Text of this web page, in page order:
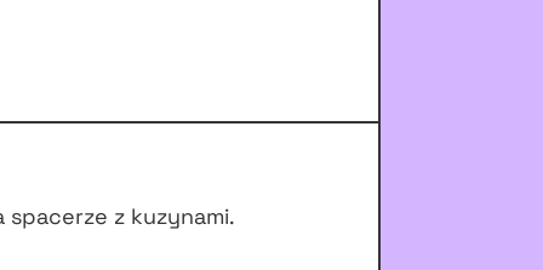
spacerze z kuzynami.